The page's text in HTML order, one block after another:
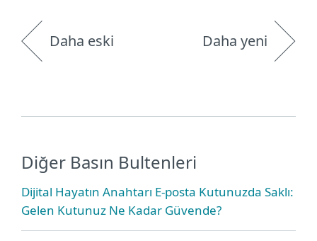
Daha eski Daha yeni
Diğer Basın Bultenleri
Dijital Hayatın Anahtarı E-posta Kutunuzda Saklı:
Gelen Kutunuz Ne Kadar Güvende?